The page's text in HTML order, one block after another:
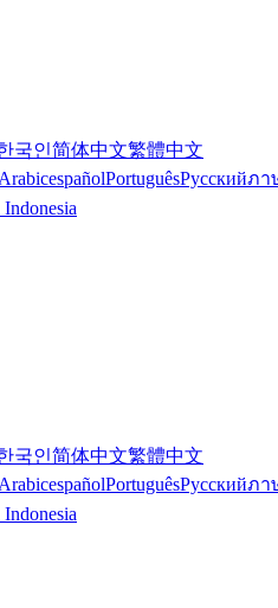
국인简体中文繁體中文
ArabicespañolPortuguêsРусскийภา
Indonesia
국인简体中文繁體中文
ArabicespañolPortuguêsРусскийภา
Indonesia